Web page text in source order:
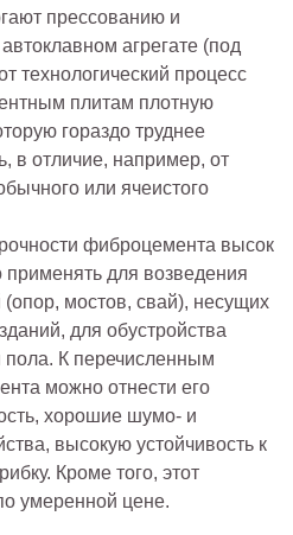
прессованию и
агрегате (под
технологический процесс
плитам плотную
гораздо труднее
в отличие, например, от
или ячеистого
фиброцемента высок
применять для возведения
мостов, свай), несущих
для обустройства
пола. К перечисленным
можно отнести его
хорошие шумо- и
высокую устойчивость к
Кроме того, этот
умеренной цене.